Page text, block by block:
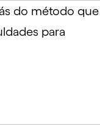
do método que
para